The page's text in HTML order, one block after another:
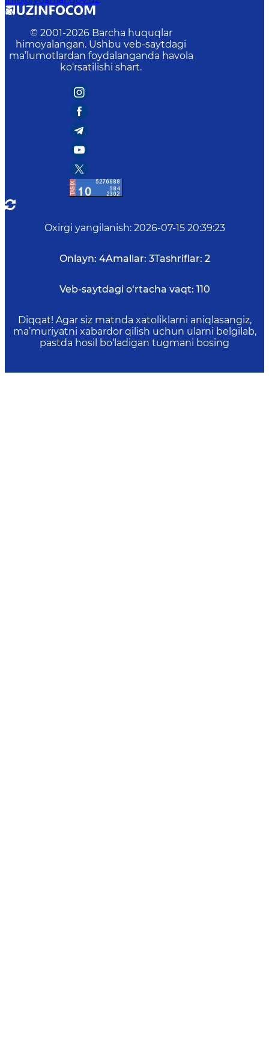
© 2001-2026 Barcha huquqlar
himoyalangan. Ushbu veb-saytdagi
ma’lumotlardan foydalanganda havola
ko‘rsatilishi shart.
Oxirgi yangilanish: 2026-07-15 20:39:23
Onlayn: 4Amallar: 3Tashriflar: 2
Veb-saytdagi o‘rtacha vaqt: 110
Diqqat! Agar siz matnda xatoliklarni aniqlasangiz,
ma’muriyatni xabardor qilish uchun ularni belgilab,
pastda hosil bo‘ladigan tugmani bosing